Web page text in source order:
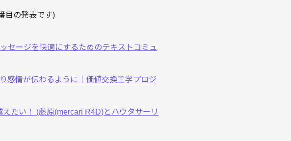
目の発表です)
セージを快適にするためのテキストコミュ
感情が伝わるように｜価値交換工学プロジ
たい！ (藤原(mercari R4D)とハウタサーリ